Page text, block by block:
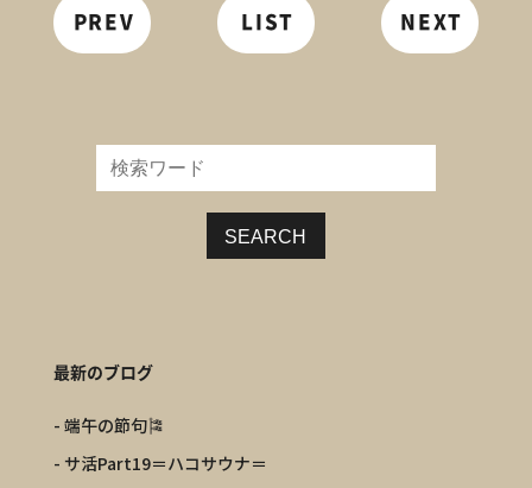
SEARCH
最新のブログ
- 端午の節句🎏
- サ活Part19＝ハコサウナ＝
PREV LIST NEXT